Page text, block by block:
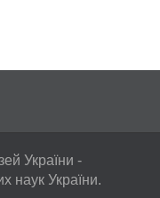
України -
наук України.